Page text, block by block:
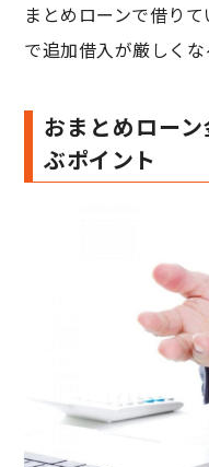
まとめローンで借り
で追加借入が厳しくな
おまとめロー
ぶポイント